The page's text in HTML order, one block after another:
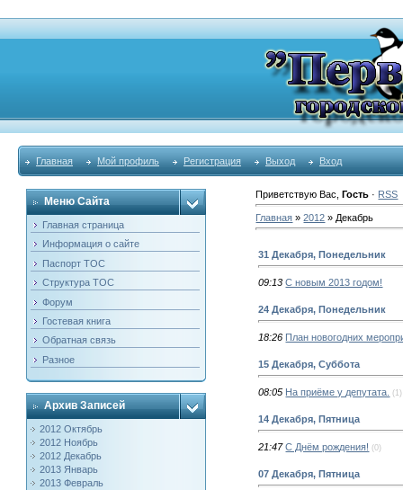
Главная Мой профиль Регистрация Выход Вход
Меню Сайта
Главная страница
Информация о сайте
Паспорт ТОС
Структура ТОС
Форум
Гостевая книга
Обратная связь
Разное
Архив Записей
2012 Октябрь
2012 Ноябрь
2012 Декабрь
2013 Январь
2013 Февраль
Приветствую Вас ,Гость · RSS
Главная »2012 » Декабрь
31 Декабря, Понедельник
09:13 С новым 2013 годом!
24 Декабря, Понедельник
18:26 План новогодних
15 Декабря, Суббота
08:05 На приёме у депутата. (1)
14 Декабря, Пятница
21:47 С Днём рождения! (0)
07 Декабря, Пятница